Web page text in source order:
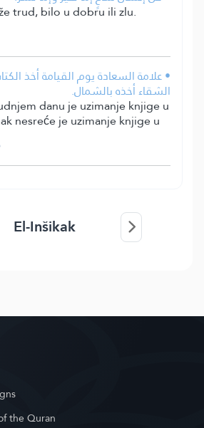
trud, bilo u dobru ili zlu.
• علامة السعادة يوم القيامة أخذ
الشقاء أخذه بالشمال.
danu je uzimanje knjige u
nesreće je uzimanje knjige u
El-Inšikak
the Quran